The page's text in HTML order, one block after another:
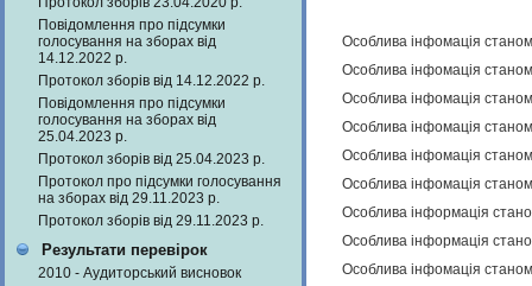
Повідомлення про підсумки
голосування на зборах від
14.12.2022 р.
Протокол зборів від 14.12.2022 р.
Повідомлення про підсумки
голосування на зборах від
25.04.2023 р.
Протокол зборів від 25.04.2023 р.
Протокол про підсумки голосування
на зборах від 29.11.2023 р.
Протокол зборів від 29.11.2023 р.
Результати перевірок
2010 - Аудиторський висновок
Особлива інфомація
Особлива інфомація
Особлива інфомація
Особлива інфомація
Особлива інфомація
Особлива інфомація
Особлива інформація
Особлива інформація
Особлива інфомація